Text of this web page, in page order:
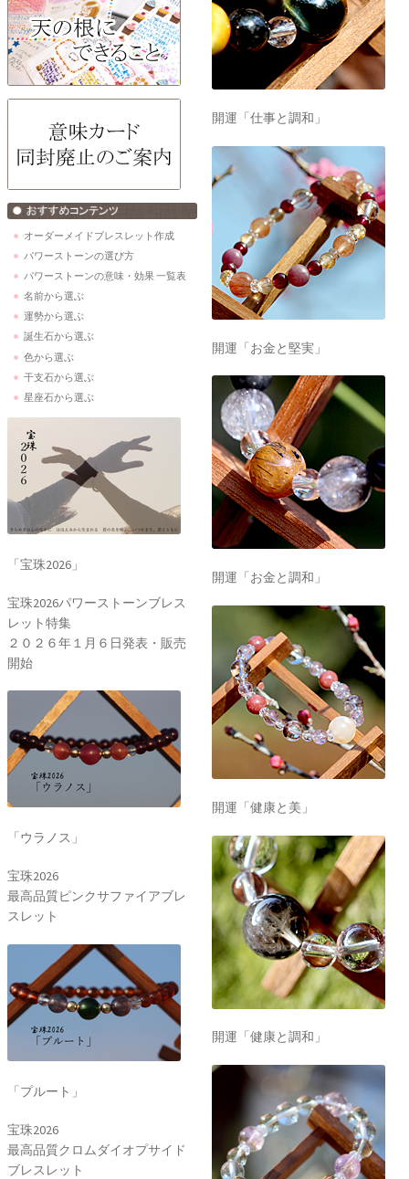
オーダーメイドブレスレット作成
パワーストーンの選び方
パワーストーンの意味・効果 一覧表
名前から選ぶ
運勢から選ぶ
誕生石から選ぶ
色から選ぶ
干支石から選ぶ
星座石から選ぶ
「宝珠2026」
宝珠2026パワーストーンブレス
レット特集
２０２６年１月６日発表・販売
開始
「ウラノス」
宝珠2026
最高品質ピンクサファイアブレ
スレット
「プルート」
宝珠2026
最高品質クロムダイオプサイド
ブレスレット
開運「仕事と調和」
開運「お金と堅実」
開運「お金と調和」
開運「健康と美」
開運「健康と調和」